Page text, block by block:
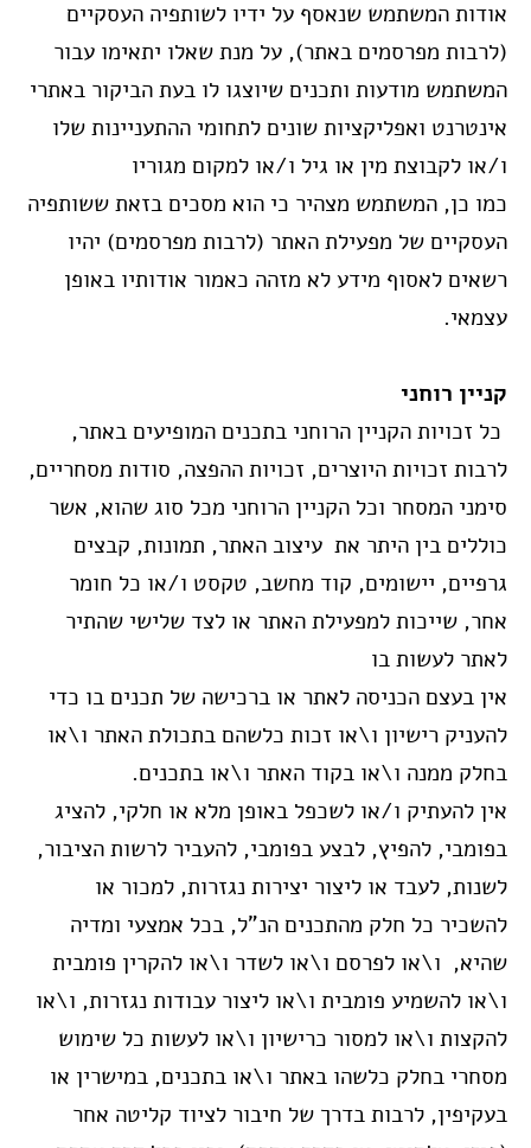
אודות המשתמש שנאסף על ידיו לשותפיה העסקיים
(לרבות מפרסמים באתר), על מנת שאלו יתאימו עבור
המשתמש מודעות ותכנים שיוצגו לו בעת הביקור באתרי
אינטרנט ואפליקציות שונים לתחומי ההתעניינות שלו
ו/או לקבוצת מין או גיל ו/או למקום מגוריו
כמו כן, המשתמש מצהיר כי הוא מסכים בזאת ששותפיה
העסקיים של מפעילת האתר (לרבות מפרסמים) יהיו
רשאים לאסוף מידע לא מזהה כאמור אודותיו באופן
עצמאי.
קניין רוחני
כל זכויות הקניין הרוחני בתכנים המופיעים באתר,
לרבות זכויות היוצרים, זכויות ההפצה, סודות מסחריים,
סימני המסחר וכל הקניין הרוחני מכל סוג שהוא, אשר
כוללים בין היתר את עיצוב האתר, תמונות, קבצים
גרפיים, יישומים, קוד מחשב, טקסט ו/או כל חומר
אחר, שייכות למפעילת האתר או לצד שלישי שהתיר
לאתר לעשות בו
אין בעצם הכניסה לאתר או ברכישה של תכנים בו כדי
להעניק רישיון ו\או זכות כלשהם בתכולת האתר ו\או
בחלק ממנה ו\או בקוד האתר ו\או בתכנים.
אין להעתיק ו/או לשכפל באופן מלא או חלקי, להציג
בפומבי, להפיץ, לבצע בפומבי, להעביר לרשות הציבור,
לשנות, לעבד או ליצור יצירות נגזרות, למכור או
להשכיר כל חלק מהתכנים הנ”ל, בכל אמצעי ומדיה
שהיא, ו\או לפרסם ו\או לשדר ו\או להקרין פומבית
ו\או להשמיע פומבית ו\או ליצור עבודות נגזרות, ו\או
להקצות ו\או למסור כרישיון ו\או לעשות כל שימוש
מסחרי בחלק כלשהו באתר ו\או בתכנים, במישרין או
בעקיפין, לרבות בדרך של חיבור לציוד קליטה אחר